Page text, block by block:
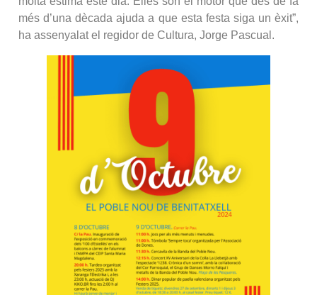
més d’una dècada ajuda a que esta festa siga un èxit”,
ha assenyalat el regidor de Cultura, Jorge Pascual.